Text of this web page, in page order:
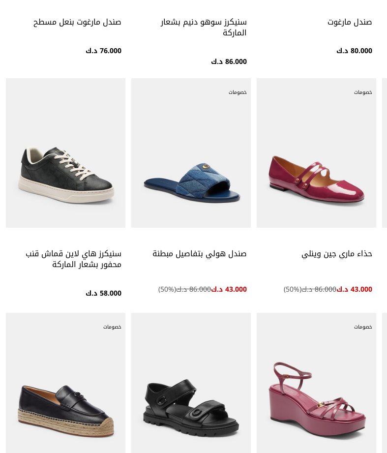
صندل مارغوت
80.000 د.ك
سنيكرز سوهو دنيم بشعار
الماركة
86.000 د.ك
صندل مارغوت بنعل مسطح
76.000 د.ك
خصومات
حذاء ماري جين وينلي
43.000 د.ك 86.000 د.ك (
50%)
خصومات
صندل هولي بتفاصيل مبطنة
43.000 د.ك 86.000 د.ك (
50%)
سنيكرز هاي لاين قماش قنب
محفور بشعار الماركة
58.000 د.ك
خصومات خصومات